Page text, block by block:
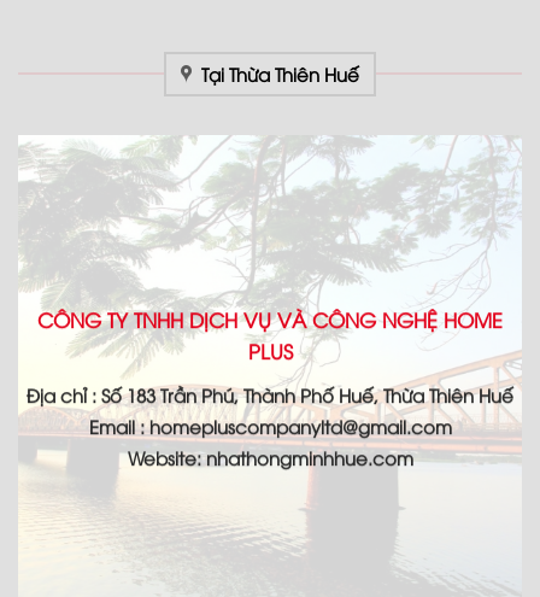
Tại Thừa Thiên Huế
CÔNG TY TNHH DỊCH VỤ VÀ CÔNG NGHỆ HOME
PLUS
Địa chỉ : Số 183 Trần Phú, Thành Phố Huế, Thừa Thiên Huế
Email : homepluscompanyltd@gmail.com
Website: nhathongminhhue.com